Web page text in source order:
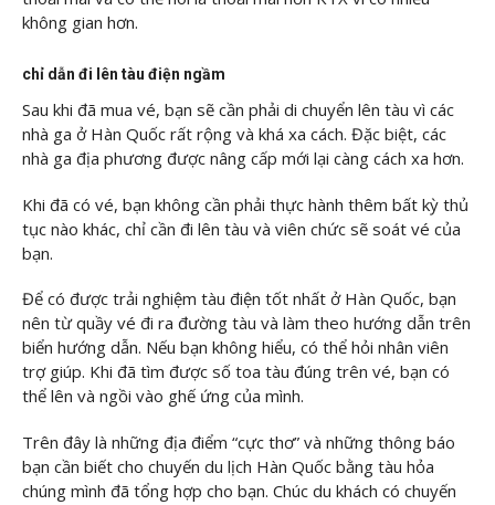
không gian hơn.
chỉ dẫn đi lên tàu điện ngầm
Sau khi đã mua vé, bạn sẽ cần phải di chuyển lên tàu vì các
nhà ga ở Hàn Quốc rất rộng và khá xa cách. Đặc biệt, các
nhà ga địa phương được nâng cấp mới lại càng cách xa hơn.
Khi đã có vé, bạn không cần phải thực hành thêm bất kỳ thủ
tục nào khác, chỉ cần đi lên tàu và viên chức sẽ soát vé của
bạn.
Để có được trải nghiệm tàu điện tốt nhất ở Hàn Quốc, bạn
nên từ quầy vé đi ra đường tàu và làm theo hướng dẫn trên
biển hướng dẫn. Nếu bạn không hiểu, có thể hỏi nhân viên
trợ giúp. Khi đã tìm được số toa tàu đúng trên vé, bạn có
thể lên và ngồi vào ghế ứng của mình.
Trên đây là những địa điểm “cực thơ” và những thông báo
bạn cần biết cho chuyến du lịch Hàn Quốc bằng tàu hỏa
chúng mình đã tổng hợp cho bạn. Chúc du khách có chuyến